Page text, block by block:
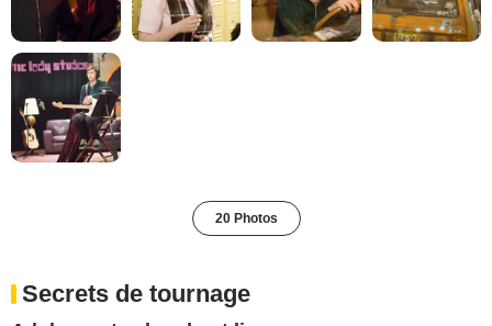
20 Photos
Secrets de tournage